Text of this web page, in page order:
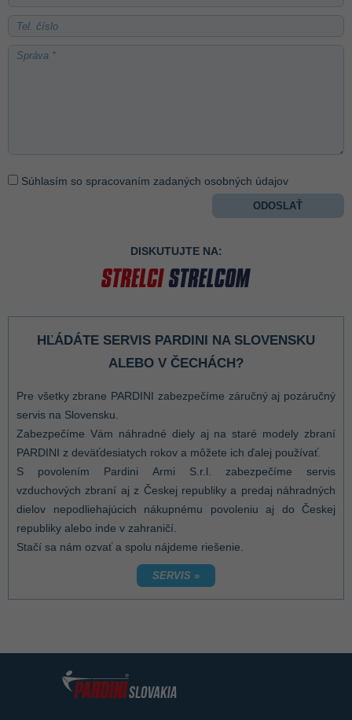
Súhlasím so spracovaním zadaných osobných údajov
DISKUTUJTE NA:
HĽÁDÁTE SERVIS PARDINI NA SLOVENSKU
ALEBO V ČECHÁCH?
Pre všetky zbrane PARDINI zabezpečíme záručný aj pozáručný
servis na Slovensku.
Zabezpečíme Vám náhradné diely aj na staré modely zbraní
PARDINI z deväťdesiatych rokov a môžete ich ďalej používať.
S povolením Pardini Armi S.r.l. zabezpečíme servis
vzduchových zbraní aj z Českej republiky a predaj náhradných
dielov nepodliehajúcich nákupnému povoleniu aj do Českej
republiky alebo inde v zahraničí.
Stačí sa nám ozvať a spolu nájdeme riešenie.
SERVIS »